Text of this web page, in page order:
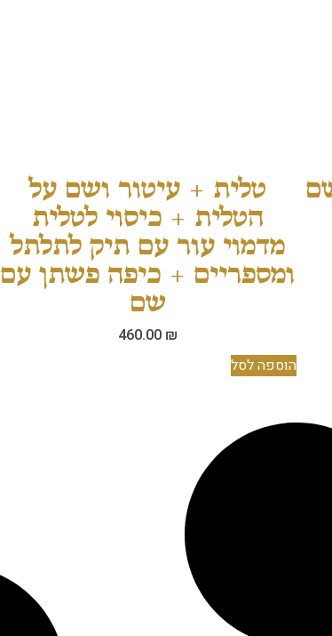
טלית + עיטור ושם על
הטלית + כיסוי לטלית
מדמוי עור עם תיק לתלתל
ומספריים + כיפה פשתן עם
שם
460.00 ₪
הוספה לסל